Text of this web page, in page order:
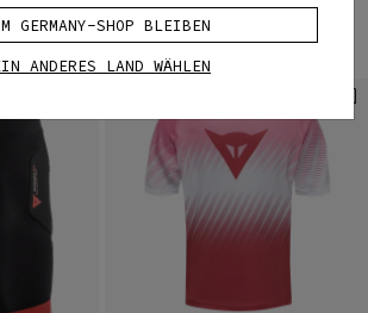
GERMANY-SHOP BLEIBEN
ANDERES LAND WÄHLEN